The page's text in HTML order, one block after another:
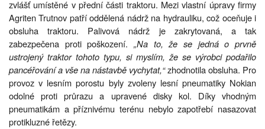
zvlášť umístěné v přední části traktoru. Mezi vlastní úpravy firmy
Agriten Trutnov patří oddělená nádrž na hydrauliku, což oceňuje i
obsluha traktoru. Palivová nádrž je zakrytovaná, a tak
zabezpečena proti poškození. „Na to, že se jedná o prvně
ustrojený traktor tohoto typu, si myslím, že se výrobci podařilo
pancéřování a vše na nástavbě vychytat,“zhodnotila obsluha. Pro
provoz v lesním porostu byly zvoleny lesní pneumatiky Nokian
odolné proti průrazu a upravené disky kol. Díky vhodným
pneumatikám a příznivému terénu nebylo zapotřebí nasazovat
protikluzné řetězy.